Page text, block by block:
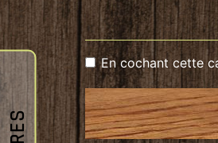
En cochant cette